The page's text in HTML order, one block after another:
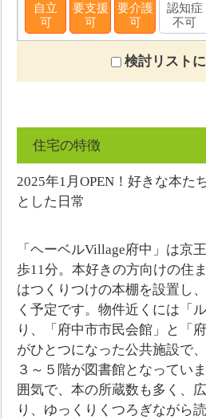
自立
可
要支援
可
要介護
可
認知症
不可
検討リスト
住宅の特徴
2025年1月OPEN！好きな本た
とした日常
「ヘーベルVillage府中」は京
歩11分。本好きの方向けの住
はつくりつけの本棚を設置し
く予定です。物件近くには「
り、「府中市市民会館」と「
がひとつになった公共施設で
３～５階が図書館となってい
囲気で、本の所蔵数も多く、
り、ゆっくりくつろぎながら